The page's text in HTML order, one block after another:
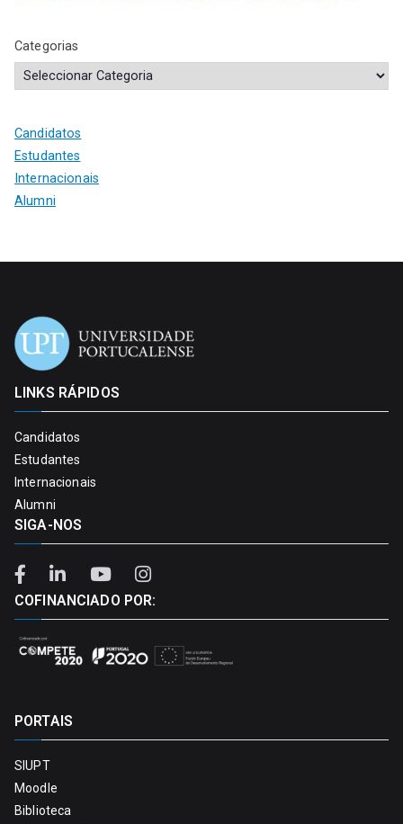
Categorias
Candidatos
Estudantes
Internacionais
Alumni
LINKS RÁPIDOS
Candidatos
Estudantes
Internacionais
Alumni
SIGA-NOS
COFINANCIADO POR:
PORTAIS
SIUPT
Moodle
Biblioteca